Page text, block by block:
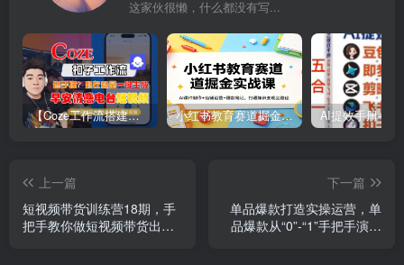
这家伙很懒，什么都没有写...
【Coze工作流搭建实操教程】【coze】早安情感电台日签视频还在手动做？用扣子工作流自动生成，省时90% 小红书教育赛道掘金实战课：AI课件制作+店铺运营+爆款笔记，打通知识变现全路径
上一篇
短视频带货训练营18期，手
把手教你做短视频带货出
下一篇
单品爆款打造实操运营，单
品爆款从“0”-“1”手把手演练